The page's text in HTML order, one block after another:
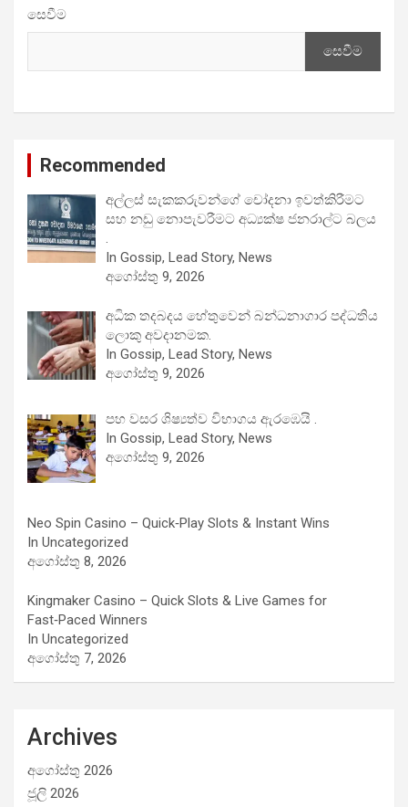
සෙවීම
සෙවීම
Recommended
අල්ලස් සැකකරුවන්ගේ චෝදනා ඉවත්කිරීමට
සහ නඩු නොපැවරීමට අධ්‍යක්ෂ ජනරාල්ට බලය
.
In Gossip, Lead Story, News
අගෝස්තු 9, 2026
අධික තදබදය හේතුවෙන් බන්ධනාගාර පද්ධතිය
ලොකු අවදානමක.
In Gossip, Lead Story, News
අගෝස්තු 9, 2026
පහ වසර ශිෂ්‍යත්ව විභාගය ඇරඹෙයි .
In Gossip, Lead Story, News
අගෝස්තු 9, 2026
Neo Spin Casino – Quick‑Play Slots & Instant Wins
In Uncategorized
අගෝස්තු 8, 2026
Kingmaker Casino – Quick Slots & Live Games for
Fast‑Paced Winners
In Uncategorized
අගෝස්තු 7, 2026
Archives
අගෝස්තු 2026
ජූලි 2026